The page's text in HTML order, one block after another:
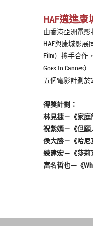
HAF邁進康
由香港亞洲電影
HAF與康城影展
Film）攜手合作
Goes to Cannes
五個電影計劃於
得獎計劃：
林見捷－《家庭
祝紫嫣－《但願
侯大勝－《哈尼
練建宏－《莎莉
富名哲也－《